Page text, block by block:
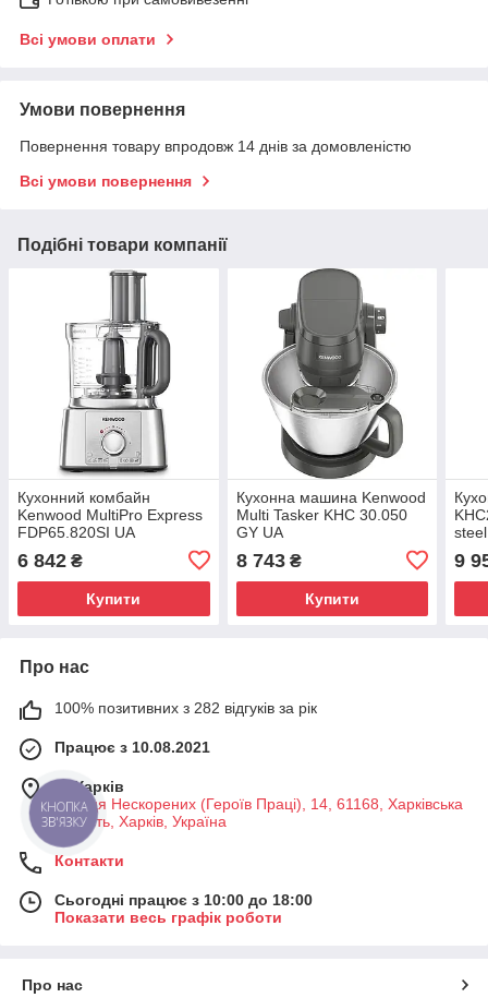
Всі умови оплати
Умови повернення
Повернення товару впродовж 14 днів за домовленістю
Всі умови повернення
Подібні товари компанії
Кухонний комбайн
Kenwood MultiPro Express
FDP65.820SI UA
6 842 ₴
Купити
Кухонна машина Kenwood
Multi Tasker KHC 30.050
GY UA
8 743₴
Купити
9
Про нас
100% позитивних з 282 відгуків за рік
Працює з 10.08.2021
м. Харків
Вулиця Нескорених (Героїв Праці), 14, 61168, Харківська
область, Харків, Україна
Контакти
Сьогодні працює з 10:00 до 18:00
Показати весь графік роботи
Про нас
КНОПКА
ЗВ'ЯЗКУ